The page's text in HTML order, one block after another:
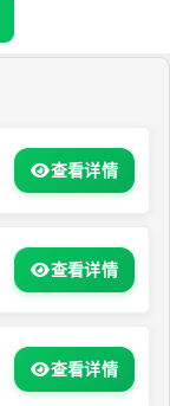
查看详情
查看详情
查看详情